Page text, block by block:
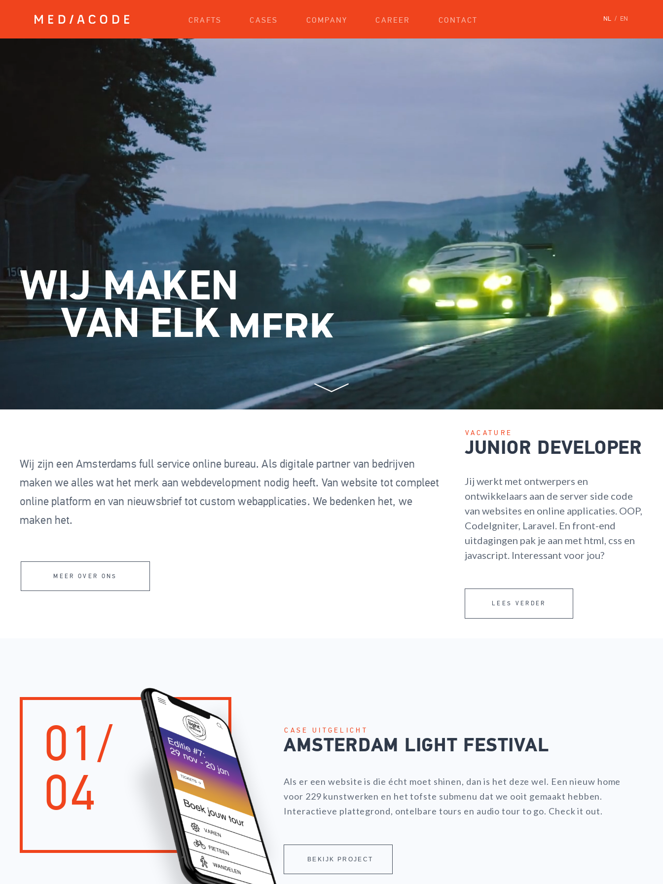
CRAFTS CASES COMPANY CAREER CONTACT NL EN
Wij zijn een Amsterdams full service online bureau. Als digitale partner van bedrijven
maken we alles wat het merk aan webdevelopment nodig heeft. Van website tot compleet
online platform en van nieuwsbrief tot custom webapplicaties. We bedenken het, we
maken het.
MEER OVER ONS
VACATURE
JUNIOR DEVELOPER
Jij werkt met ontwerpers en
ontwikkelaars aan de server side code
van websites en online applicaties. OOP,
CodeIgniter, Laravel. En front-end
uitdagingen pak je aan met html, css en
javascript. Interessant voor jou?
LEES VERDER
01/
04
CASE UITGELICHT
AMSTERDAM LIGHT FESTIVAL
Als er een website is die écht moet shinen, dan is het deze wel. Een nieuw home
voor 229 kunstwerken en het tofste submenu dat we ooit gemaakt hebben.
Interactieve plattegrond, ontelbare tours en audio tour to go. Check it out.
BEKIJK PROJECT